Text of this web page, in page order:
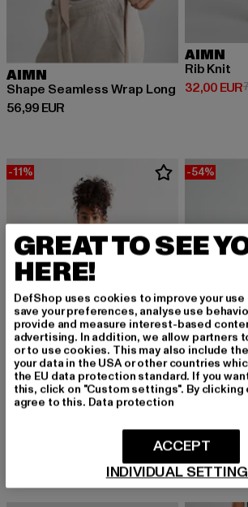
AIMN
Shape Seamless Wrap Long
56,99 EUR
Derzeitiger Preis: 56,99 EUR
AIMN
Rib Knit
32,00 EUR
Derzeitiger
-11%
Waterproof Oversized
Derzeitiger Preis: 169,09 EURAktionspreis: 189,99 EUR
-54%
73,60 EUR
Derzeitiger
GREAT TO SEE
HERE!
DefShop uses cookies to improve your
save your preferences, analyse use
provide and measure interest-based
advertising. In addition, we allow partners
or to use cookies. This may also include
your data in the USA or other countries
the EU data protection standard. If you
this, click on "Custom settings". By clicking
agree to this. Data protection
INDIVIDUAL
ACCEPT